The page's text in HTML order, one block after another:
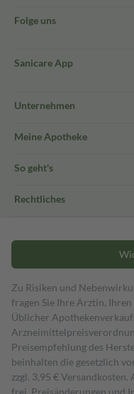
Folge uns
Sanicare App
Unternehmen
Meine Apotheke
So geht's
Rechtliches
Zu Risiken und
fragen Sie Ihre Ärztin,
Üblicher
Preisempfehlung des
beinhalten die gesetzlich
zzgl. 3,95 €
frei. Preisänderungen und